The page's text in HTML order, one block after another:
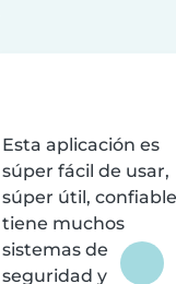
Esta aplicación es
súper fácil de usar,
súper útil,
tiene muchos
sistemas de
seguridad y